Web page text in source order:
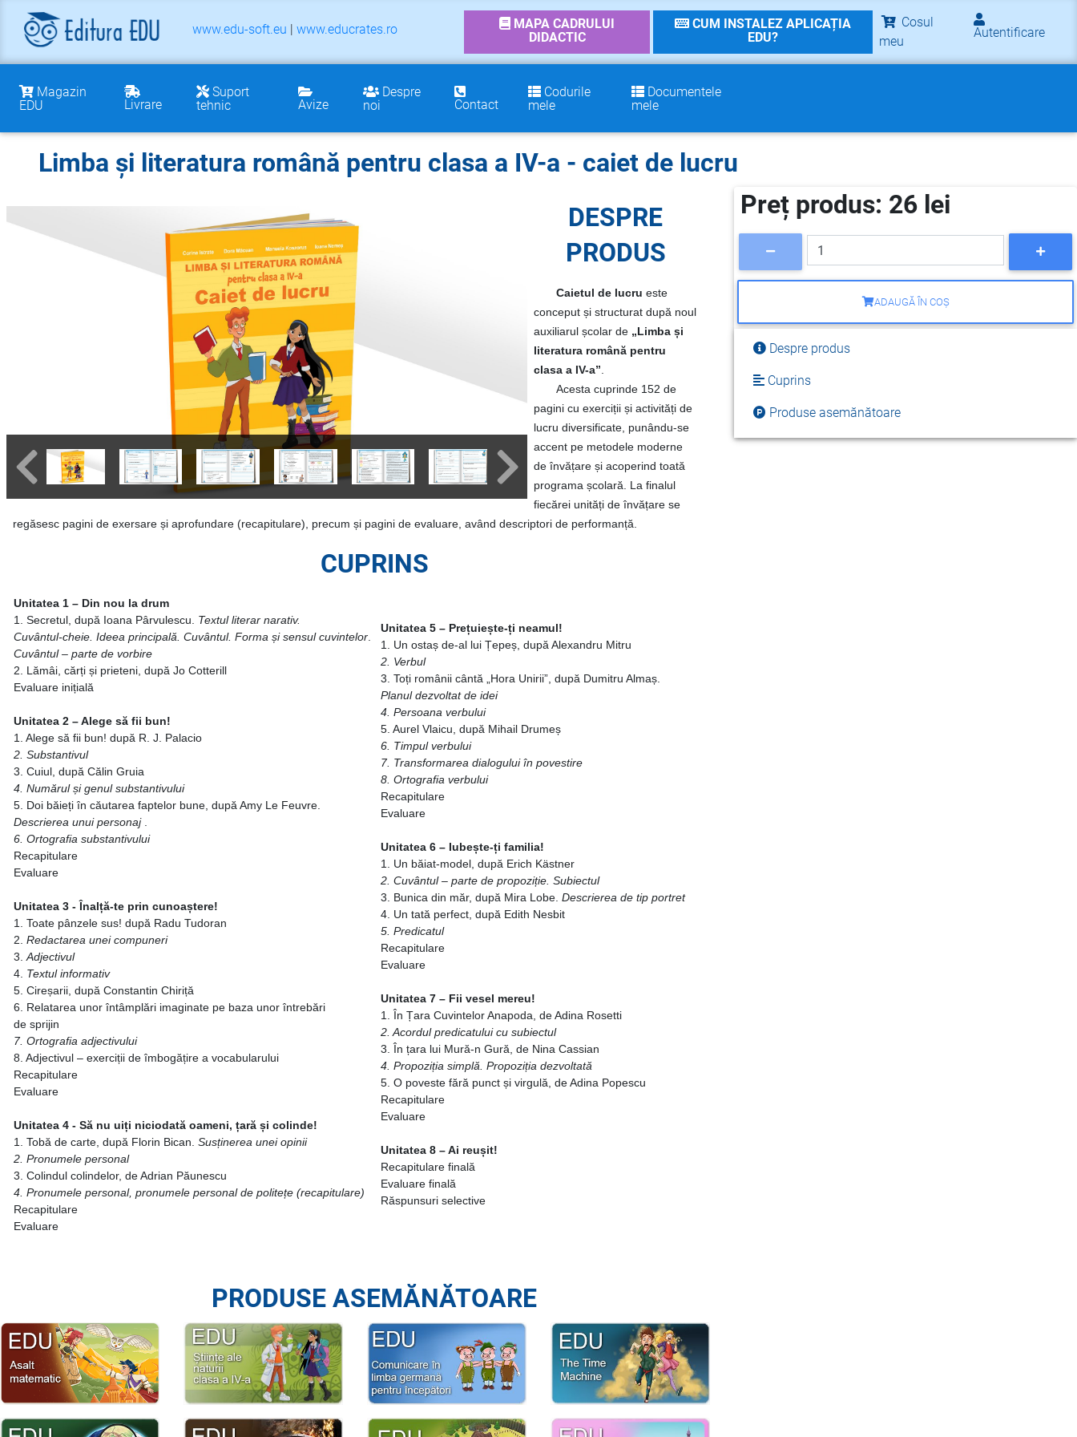
www.edu-soft.eu | www.educrates.ro
MAPA CADRULUI
DIDACTIC
CUM INSTALEZ APLICAȚIA
EDU?
Cosul
meu
Autentificare
Magazin
EDU
Livrare
Suport
tehnic
Avize
Despre
noi
Contact
Codurile
mele
Documentele
mele
Limba și literatura română pentru clasa a IV-a - caiet de lucru
DESPRE
PRODUS
Caietul de lucru este
conceput și structurat după noul
auxiliarul școlar de „Limba și
literatura română pentru
clasa a IV-a”
Acesta cuprinde 152 de
pagini cu exerciții și activități de
lucru diversificate, punându-se
accent pe metodele moderne
de învățare și acoperind toată
programa școlară. La finalul
fiecărei unități de învățare se
regăsesc pagini de exersare și aprofundare (recapitulare), precum și pagini de evaluare, având descriptori de performanță.
CUPRINS
Unitatea 1 – Din nou la drum
1. Secretul, după Ioana Pârvulescu. Textul literar narativ.
Cuvântul-cheie. Ideea principală. Cuvântul. Forma și sensul cuvintelor
Cuvântul – parte de vorbire
2. Lămâi, cărți și prieteni, după Jo Cotterill
Evaluare inițială
Unitatea 2 – Alege să fii bun!
1. Alege să fii bun! după R. J. Palacio
2. Substantivul
3. Cuiul, după Călin Gruia
4. Numărul și genul substantivului
5. Doi băieți în căutarea faptelor bune, după Amy Le Feuvre.
Descrierea unui personaj
6. Ortografia substantivului
Recapitulare
Evaluare
Unitatea 3 - Înalță-te prin cunoaștere!
1. Toate pânzele sus! după Radu Tudoran
2. Redactarea unei compuneri
3. Adjectivul
4. Textul informativ
5. Cireșarii, după Constantin Chiriță
6. Relatarea unor întâmplări imaginate pe baza unor întrebări
de sprijin
7. Ortografia adjectivului
8. Adjectivul – exerciții de îmbogățire a vocabularului
Recapitulare
Evaluare
Unitatea 4 - Să nu uiți niciodată oameni, țară și colinde!
1. Tobă de carte, după Florin Bican. Susținerea unei opinii
2. Pronumele personal
3. Colindul colindelor, de Adrian Păunescu
4. Pronumele personal, pronumele personal de politețe (recapitulare)
Recapitulare
Evaluare
Unitatea 5 – Prețuiește-ți neamul!
1. Un ostaș de-al lui Țepeș, după Alexandru Mitru
2. Verbul
3. Toți românii cântă „Hora Unirii”, după Dumitru Almaș.
Planul dezvoltat de idei
4. Persoana verbului
5. Aurel Vlaicu, după Mihail Drumeș
6. Timpul verbului
7. Transformarea dialogului în povestire
8. Ortografia verbului
Recapitulare
Evaluare
Unitatea 6 – Iubește-ți familia!
1. Un băiat-model, după Erich Kästner
2. Cuvântul – parte de propoziție. Subiectul
3. Bunica din măr, după Mira Lobe. Descrierea de tip portret
4. Un tată perfect, după Edith Nesbit
5. Predicatul
Recapitulare
Evaluare
Unitatea 7 – Fii vesel mereu!
1. În Țara Cuvintelor Anapoda, de Adina Rosetti
2. Acordul predicatului cu subiectul
3. În țara lui Mură-n Gură, de Nina Cassian
4. Propoziția simplă. Propoziția dezvoltată
5. O poveste fără punct și virgulă, de Adina Popescu
Recapitulare
Evaluare
Unitatea 8 – Ai reușit!
Recapitulare finală
Evaluare finală
Răspunsuri selective
PRODUSE ASEMĂNĂTOARE
Preț produs: 26 lei
ADAUGĂ ÎN COȘ
Despre produs
Cuprins
Produse asemănătoare